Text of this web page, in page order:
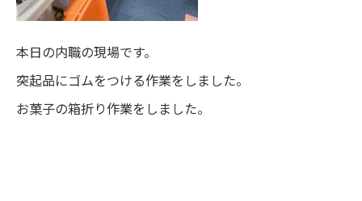
本日の内職の現場です。
突起品にゴムをつける作業をしました。
お菓子の箱折り作業をしました。